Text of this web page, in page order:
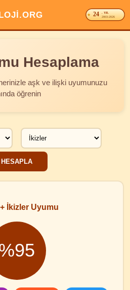
24 . YIL
2003-2026
Hesaplama
aşk ve ilişki uyumunuzu
öğrenin
İkizler Uyumu